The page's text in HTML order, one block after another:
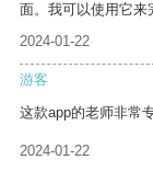
面。我可以使用它来
2024-01-22
游客
这款app的老师非常
2024-01-22